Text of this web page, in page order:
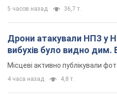
5 часов назад 36,7 т.
Дрони атакували НПЗ у
вибухів було видно дим.
Місцеві активно публікували
4 часа назад 4,8 т.